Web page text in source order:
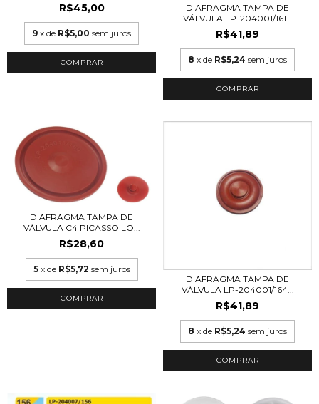
R$45,00
9 x de R$5,00 sem juros
DIAFRAGMA TAMPA DE
VÁLVULA LP-204001/161...
R$41,89
8 x de R$5,24 sem juros
DIAFRAGMA TAMPA DE
VÁLVULA C4 PICASSO LO...
R$28,60
5 x de R$5,72 sem juros
DIAFRAGMA TAMPA DE
VÁLVULA LP-204001/164...
R$41,89
8 x de R$5,24 sem juros